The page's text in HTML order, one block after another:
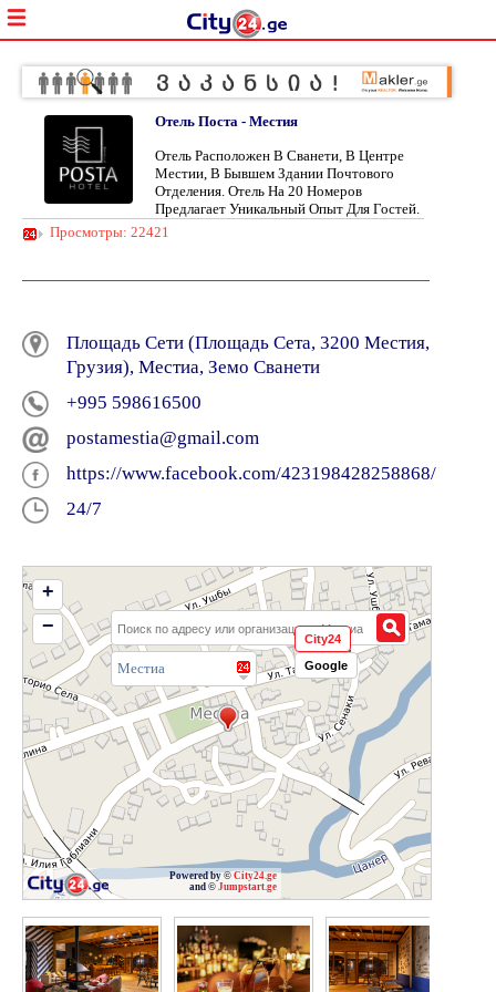
Отель Поста - Местия
Отель Расположен В Сванети, В Центре
Местии, В Бывшем Здании Почтового
Отделения. Отель На 20 Номеров
Предлагает Уникальный Опыт Для Гостей.
Просмотры: 22421
Площадь Сети (Площадь Сета, 3200 Местия,
Грузия), Местиа, Земо Сванети
+995 598616500
postamestia@gmail.com
https://www.facebook.com/423198428258868/
24/7
Местиа
Powered by © City24.ge
and © Jumpstart.ge
+
−
City24
Google